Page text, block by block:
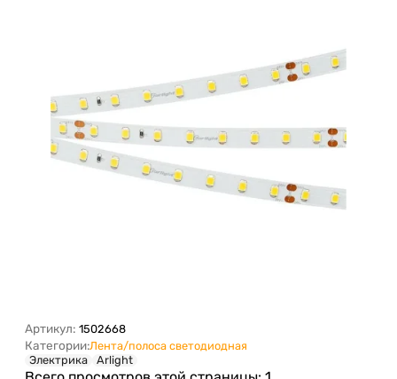
Артикул: 1502668
Категории:Лента/полоса светодиодная
Электрика
Arlight